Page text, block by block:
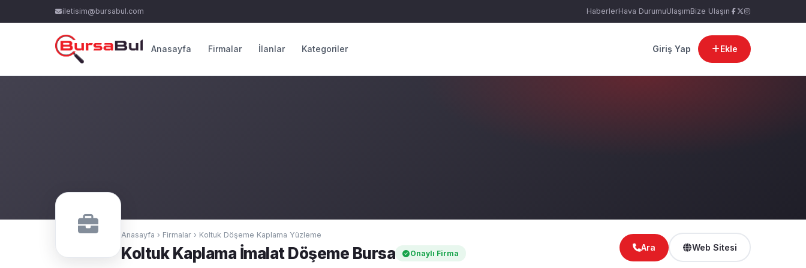
iletisim@bursabul.com HaberlerHava DurumuUlaşımBize Ulaşın
Anasayfa Firmalar İlanlar Kategoriler Giriş Yap Ekle
Anasayfa › Firmalar › Koltuk Döşeme Kaplama Yüzleme
Koltuk Kaplama İmalat Döşeme Bursa Onaylı Firma
Ara Web Sitesi